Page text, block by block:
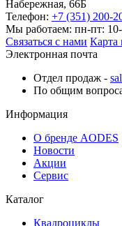
Набережная, 66Б
Телефон: +7 (351) 200-
Мы работаем: пн-пт:
Связаться с нами Карта
Электронная почта
Отдел продаж -
По общим
Информация
О бренде AODES
Новости
Акции
Сервис
Каталог
Квадроциклы